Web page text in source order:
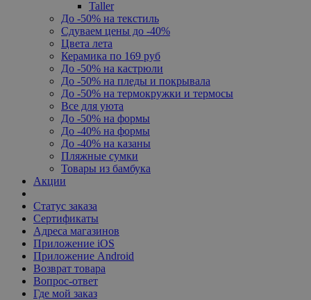
Taller
До -50% на текстиль
Сдуваем цены до -40%
Цвета лета
Керамика по 169 руб
До -50% на кастрюли
До -50% на пледы и покрывала
До -50% на термокружки и термосы
Все для уюта
До -50% на формы
До -40% на формы
До -40% на казаны
Пляжные сумки
Товары из бамбука
Акции
Статус заказа
Сертификаты
Адреса магазинов
Приложение iOS
Приложение Android
Возврат товара
Вопрос-ответ
Где мой заказ